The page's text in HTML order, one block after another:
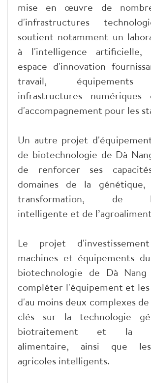
mise en œuvre de
d'infrastructures
soutient notamment un
à l'intelligence artificielle,
espace d'innovation
travail, équipements
infrastructures numériques
d'accompagnement pour les
Un autre projet
de biotechnologie de Dà
de renforcer ses
domaines de la
transformation, de
intelligente et de
Le projet
machines et équipements
biotechnologie de Dà
compléter l'équipement et
d'au moins deux complexes
clés sur la technologie
biotraitement et la
alimentaire, ainsi que
agricoles intelligents.